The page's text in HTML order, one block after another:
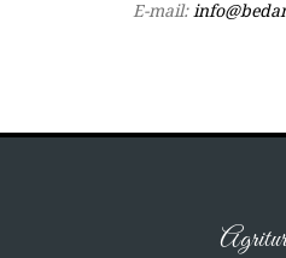
E-mail: